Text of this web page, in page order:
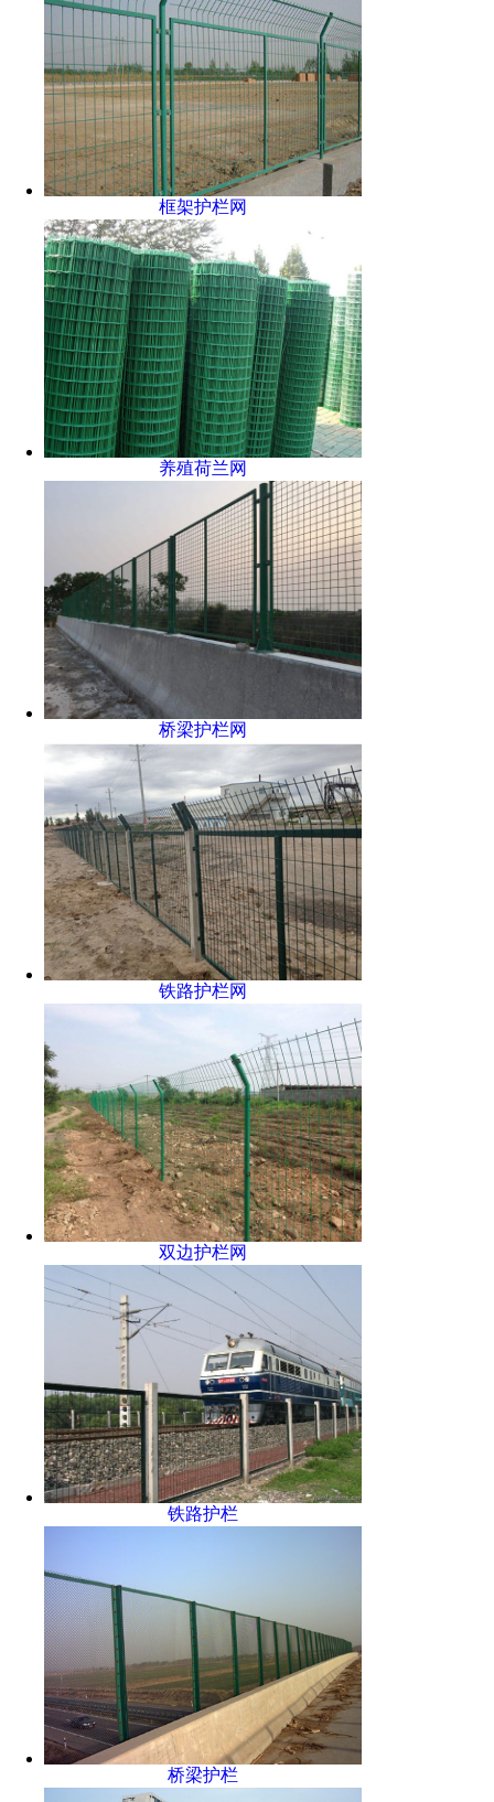
框架护栏网
养殖荷兰网
桥梁护栏网
铁路护栏网
双边护栏网
铁路护栏
桥梁护栏